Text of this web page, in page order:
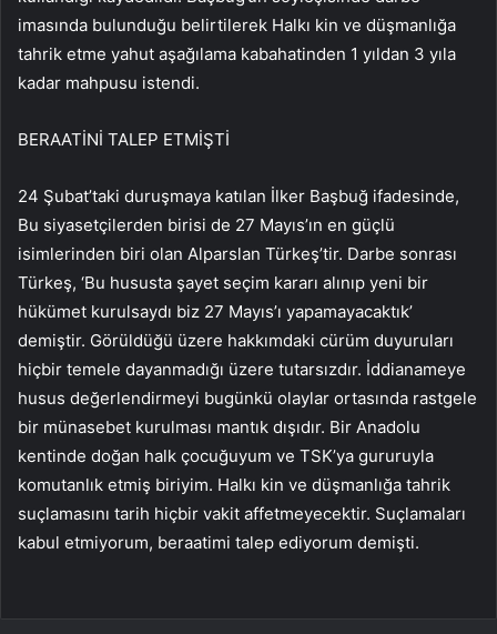
imasında bulunduğu belirtilerek Halkı kin ve düşmanlığa
tahrik etme yahut aşağılama kabahatinden 1 yıldan 3 yıla
kadar mahpusu istendi.
BERAATİNİ TALEP ETMİŞTİ
24 Şubat’taki duruşmaya katılan İlker Başbuğ ifadesinde,
Bu siyasetçilerden birisi de 27 Mayıs’ın en güçlü
isimlerinden biri olan Alparslan Türkeş’tir. Darbe sonrası
Türkeş, ‘Bu hususta şayet seçim kararı alınıp yeni bir
hükümet kurulsaydı biz 27 Mayıs’ı yapamayacaktık’
demiştir. Görüldüğü üzere hakkımdaki cürüm duyuruları
hiçbir temele dayanmadığı üzere tutarsızdır. İddianameye
husus değerlendirmeyi bugünkü olaylar ortasında rastgele
bir münasebet kurulması mantık dışıdır. Bir Anadolu
kentinde doğan halk çocuğuyum ve TSK’ya gururuyla
komutanlık etmiş biriyim. Halkı kin ve düşmanlığa tahrik
suçlamasını tarih hiçbir vakit affetmeyecektir. Suçlamaları
kabul etmiyorum, beraatimi talep ediyorum demişti.